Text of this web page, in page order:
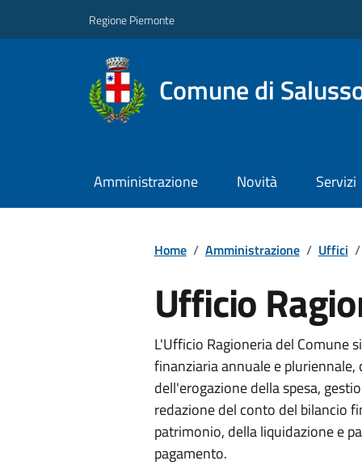
Regione Piemonte
Comune di
Amministrazione Novità Servizi
Home / Amministrazione / Uffici /
Ufficio
L'Ufficio Ragioneria del Comune
finanziaria annuale e
dell'erogazione della spesa,
redazione del conto del bilancio
patrimonio, della liquidazione e
pagamento.